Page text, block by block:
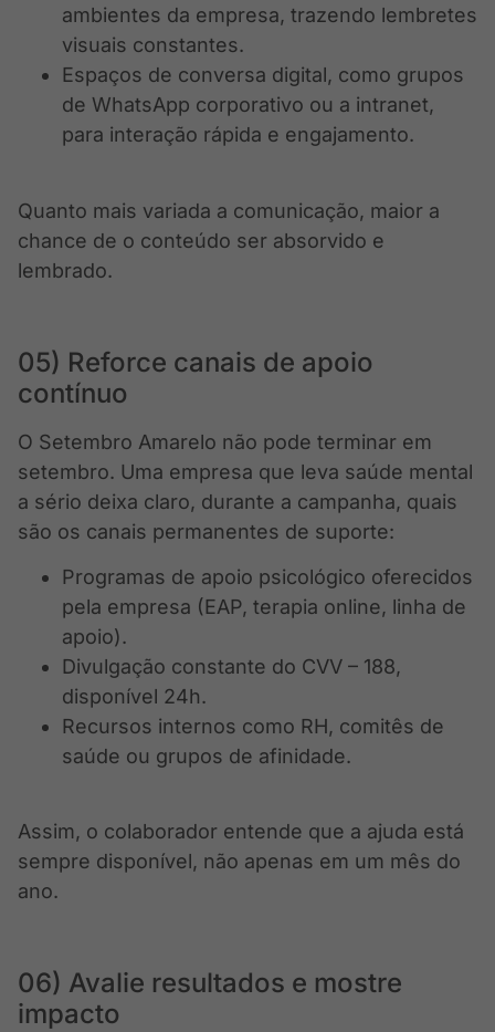
ambientes da empresa, trazendo lembretes
visuais constantes.
Espaços de conversa digital, como grupos
de WhatsApp corporativo ou a intranet,
para interação rápida e engajamento.
Quanto mais variada a comunicação, maior a
chance de o conteúdo ser absorvido e
lembrado.
05) Reforce canais de apoio
contínuo
O Setembro Amarelo não pode terminar em
setembro. Uma empresa que leva saúde mental
a sério deixa claro, durante a campanha, quais
são os canais permanentes de suporte:
Programas de apoio psicológico oferecidos
pela empresa (EAP, terapia online, linha de
apoio).
Divulgação constante do CVV – 188,
disponível 24h.
Recursos internos como RH, comitês de
saúde ou grupos de afinidade.
Assim, o colaborador entende que a ajuda está
sempre disponível, não apenas em um mês do
ano.
06) Avalie resultados e mostre
impacto